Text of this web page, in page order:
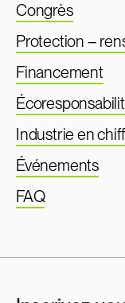
Congrès
Protection –
Financement
Industrie en
Événements
FAQ